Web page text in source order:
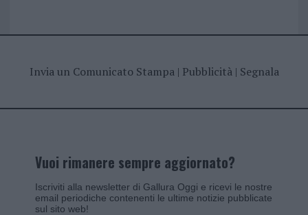
Invia un Comunicato Stampa| Pubblicità| Segnala
Vuoi rimanere sempre aggiornato?
Iscriviti alla newsletter di Gallura Oggi e ricevi le nostre
email periodiche contenenti le ultime notizie pubblicate
sul sito web!